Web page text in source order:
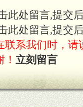
况提供
持
此处留言,提交
此处留言,提交
联系我们时，请
立刻留言